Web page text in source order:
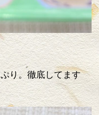
り。徹底してます